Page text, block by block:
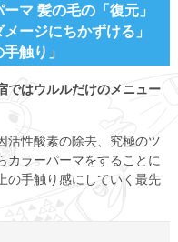
マ 髪の毛の「復元」
ージにちかずける」
触り」
ではウルルだけのメニュー
活性酸素の除去、究極のツ
カラーパーマをすることに
の手触り感にしていく最先